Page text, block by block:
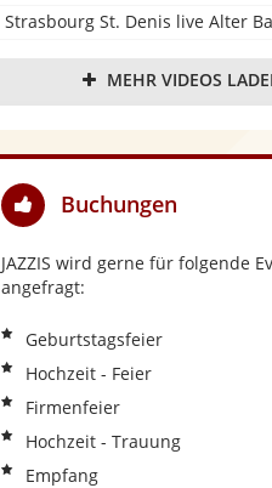
Strasbourg St. Denis live Alter
On My Mind Studionaufnahme 2024
Midnight Blue Probeaufnahme 2024 (1 min,
MEHR VIDEOS
Buchungen
JAZZIS wird gerne für folgende
angefragt:
Geburtstagsfeier
Hochzeit - Feier
Firmenfeier
Hochzeit - Trauung
Empfang